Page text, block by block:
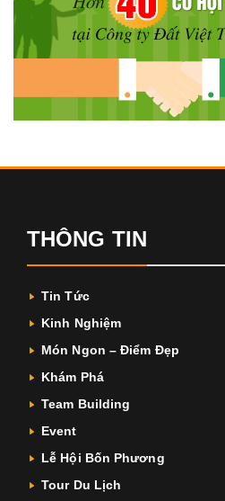
THÔNG TIN
Tin Tức
Kinh Nghiệm
Món Ngon – Điểm Đẹp
Khám Phá
Team Building
Event
Lễ Hội Bốn Phương
Tour Du Lịch